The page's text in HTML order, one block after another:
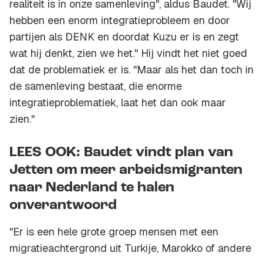
realiteit is in onze samenleving", aldus Baudet. "Wij
hebben een enorm integratieprobleem en door
partijen als DENK en doordat Kuzu er is en zegt
wat hij denkt, zien we het." Hij vindt het niet goed
dat de problematiek er is. "Maar als het dan toch in
de samenleving bestaat, die enorme
integratieproblematiek, laat het dan ook maar
zien."
LEES OOK: Baudet vindt plan van
Jetten om meer arbeidsmigranten
naar Nederland te halen
onverantwoord
"Er is een hele grote groep mensen met een
migratieachtergrond uit Turkije, Marokko of andere